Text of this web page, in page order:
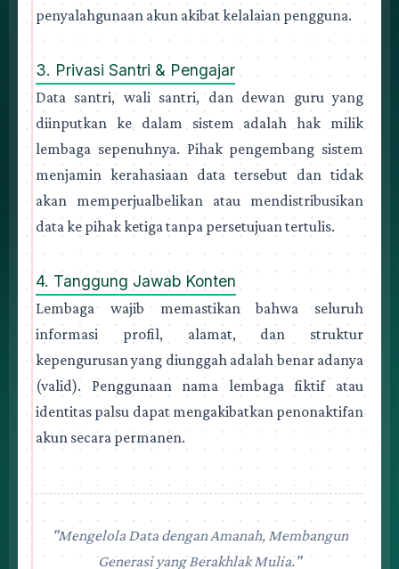
penyalahgunaan akun akibat kelalaian pengguna.
3. Privasi Santri & Pengajar
Data santri, wali santri, dan dewan guru yang
diinputkan ke dalam sistem adalah hak milik
lembaga sepenuhnya. Pihak pengembang sistem
menjamin kerahasiaan data tersebut dan tidak
akan memperjualbelikan atau mendistribusikan
data ke pihak ketiga tanpa persetujuan tertulis.
4. Tanggung Jawab Konten
Lembaga wajib memastikan bahwa seluruh
informasi profil, alamat, dan struktur
kepengurusan yang diunggah adalah benar adanya
(valid). Penggunaan nama lembaga fiktif atau
identitas palsu dapat mengakibatkan penonaktifan
akun secara permanen.
"Mengelola Data dengan Amanah, Membangun
Generasi yang Berakhlak Mulia."